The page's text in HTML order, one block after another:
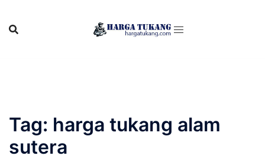
content
Tag: harga tukang alam
sutera